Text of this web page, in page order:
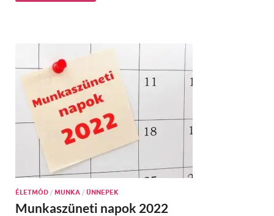
ÉLETMÓD / MUNKA / ÜNNEPEK
Munkaszüneti napok 2022